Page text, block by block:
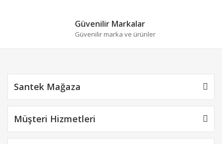
Güvenilir Markalar
Güvenilir marka ve ürünler
Santek Mağaza
Müşteri Hizmetleri